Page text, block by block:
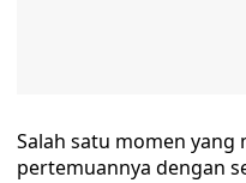
Salah satu momen
pertemuannya dengan